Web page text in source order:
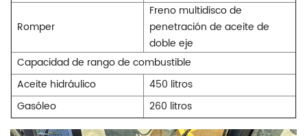
Romper
Freno multidisco de
penetración de aceite de
doble eje
Capacidad de rango de combustible
Aceite hidráulico
450 litros
Gasóleo
260 litros